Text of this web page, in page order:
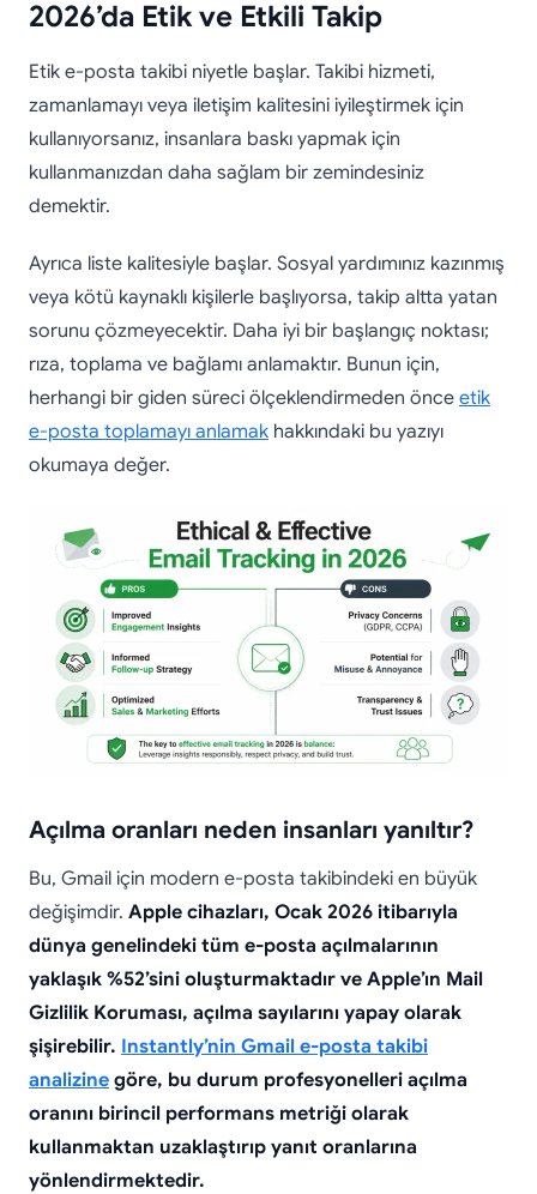
2026’da Etik ve Etkili Takip
Etik e-posta takibi niyetle başlar. Takibi hizmeti,
zamanlamayı veya iletişim kalitesini iyileştirmek için
kullanıyorsanız, insanlara baskı yapmak için
kullanmanızdan daha sağlam bir zemindesiniz
demektir.
Ayrıca liste kalitesiyle başlar. Sosyal yardımınız kazınmış
veya kötü kaynaklı kişilerle başlıyorsa, takip altta yatan
sorunu çözmeyecektir. Daha iyi bir başlangıç noktası;
rıza, toplama ve bağlamı anlamaktır. Bunun için,
herhangi bir giden süreci ölçeklendirmeden önce etik
e-posta toplamayı anlamak hakkındaki bu yazıyı
okumaya değer.
Açılma oranları neden insanları yanıltır?
Bu, Gmail için modern e-posta takibindeki en büyük
değişimdir. Apple cihazları, Ocak 2026 itibarıyla
dünya genelindeki tüm e-posta açılmalarının
yaklaşık %52’sini oluşturmaktadır ve Apple’ın Mail
Gizlilik Koruması, açılma sayılarını yapay olarak
şişirebilir. Instantly’nin Gmail e-posta takibi
analizine göre, bu durum profesyonelleri açılma
oranını birincil performans metriği olarak
kullanmaktan uzaklaştırıp yanıt oranlarına
yönlendirmektedir.